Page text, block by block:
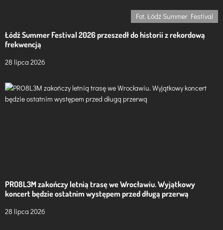
Fot. Łódź Summer Festival
Łódź Summer Festival 2026 przeszedł do historii z rekordową
frekwencją
28 lipca 2026
PRO8L3M zakończy letnią trasę we Wrocławiu. Wyjątkowy
koncert będzie ostatnim występem przed długą przerwą
28 lipca 2026